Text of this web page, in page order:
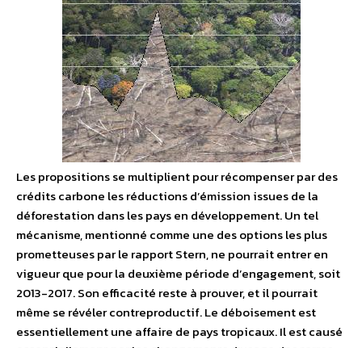
Les propositions se multiplient pour récompenser par des
crédits carbone les réductions d’émission issues de la
déforestation dans les pays en développement. Un tel
mécanisme, mentionné comme une des options les plus
prometteuses par le rapport Stern, ne pourrait entrer en
vigueur que pour la deuxième période d’engagement, soit
2013-2017. Son efficacité reste à prouver, et il pourrait
même se révéler contreproductif. Le déboisement est
essentiellement une affaire de pays tropicaux. Il est causé